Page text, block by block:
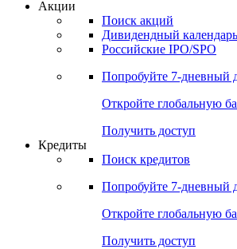
Откройте глобальную
Получить доступ
Поиск акций
Российские IPO/SPO
Попробуйте7-дневный
Откройте глобальную
Получить доступ
Поиск кредитов
Попробуйте7-дневный